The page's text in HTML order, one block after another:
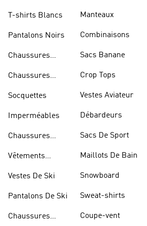
T-shirts Blancs
Pantalons Noirs
Chaussures
Chaussures
Socquettes
Imperméables
Chaussures
Vêtements
Vestes De Ski
Pantalons De Ski
Chaussures
Manteaux
Combinaisons
Sacs Banane
Crop Tops
Vestes Aviateur
Débardeurs
Sacs De Sport
Maillots De Bain
Snowboard
Sweat-shirts
Coupe-vent